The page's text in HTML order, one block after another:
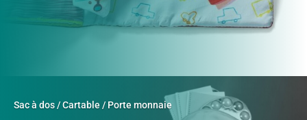
Sac à dos / Cartable / Porte monnaie